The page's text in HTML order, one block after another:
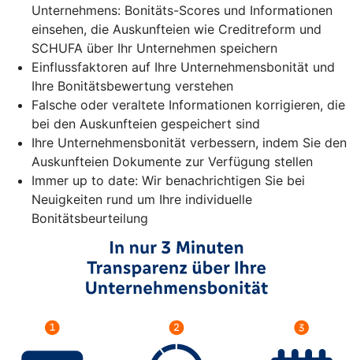
Unternehmens: Bonitäts-Scores und Informationen
einsehen, die Auskunfteien wie Creditreform und
SCHUFA über Ihr Unternehmen speichern
Einflussfaktoren auf Ihre Unternehmensbonität und
Ihre Bonitätsbewertung verstehen
Falsche oder veraltete Informationen korrigieren, die
bei den Auskunfteien gespeichert sind
Ihre Unternehmensbonität verbessern, indem Sie den
Auskunfteien Dokumente zur Verfügung stellen
Immer up to date: Wir benachrichtigen Sie bei
Neuigkeiten rund um Ihre individuelle
Bonitätsbeurteilung